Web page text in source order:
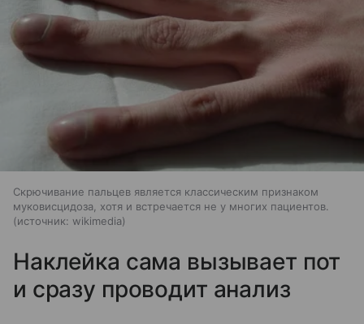
Скрючивание пальцев является классическим признаком
муковисцидоза, хотя и встречается не у многих пациентов.
источник: wikimedia
Наклейка сама вызывает пот
и сразу проводит анализ